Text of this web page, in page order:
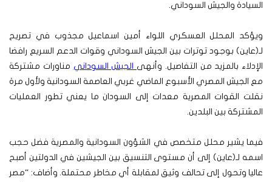
السيادة والجيش السوداني.
ويؤكد المحلل العسكري اللواء أمين اسماعيل مجذوب في تصريح
لـ(عاين) بوجود توترات بين الجيش السوداني وقوات الدعم السريع رافضا
الإدلاء بالمزيد من التفاصيل. وأنهى الجيش السوداني مناورات مشتركة
مع الجيش المصري الأسبوع الماضي غربي العاصمة السودانية ولأول مرة
نقلت القوات المصرية معدات إلى السودان ما يعني تطور العمليات
المشتركة بين البلدين.
فيما يشير محلل متخصص في الشؤون السودانية والمصرية فضل حجب
اسمه لـ(عاين) إلى أن مستوى التنسيق بين الجيشين في الدولتين أصبح
عاليا وتحول إلى تحالف وثيق لمقابلة أي مخاطر محتملة. وأضاف: “مصر